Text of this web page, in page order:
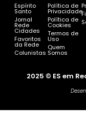
Espírito
Santo
Jornal
Rede
Cidades
Favoritos
da Rede
Colunistas
Política de
Privacidade
Política de
Cookies
Termos de
Uso
Quem
Somos
2025 © ES em